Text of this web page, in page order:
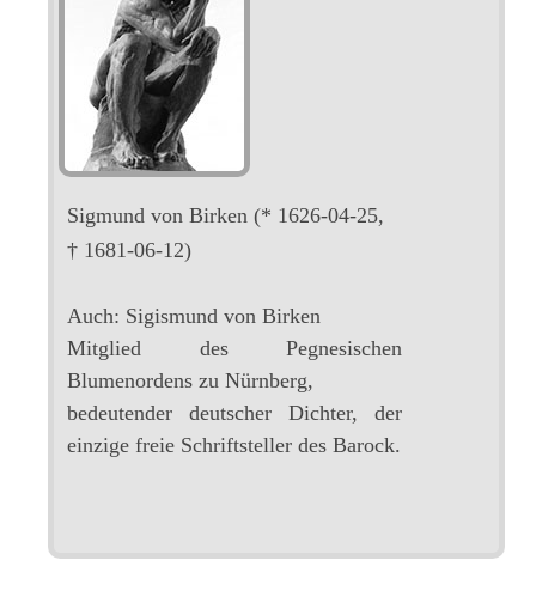
Sigmund von Birken (* 1626-04-25,
† 1681-06-12)
Auch: Sigismund von Birken
Mitglied des Pegnesischen
Blumenordens zu Nürnberg,
bedeutender deutscher Dichter, der
einzige freie Schriftsteller des Barock.